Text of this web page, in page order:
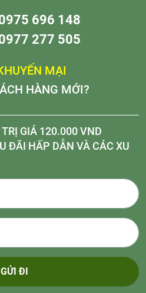
696 148
277 505
MẠI
HÀNG MỚI?
GIÁ 120.000 VND
ĐÃI HẤP DẪN VÀ CÁC XU
GỬI ĐI